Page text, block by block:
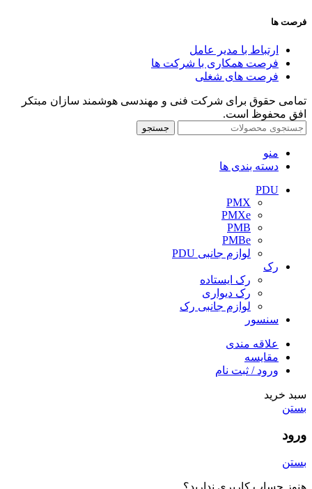
فرصت ها
ارتباط با مدیر عامل
فرصت همکاری با شرکت ها
فرصت های شغلی
تمامی حقوق برای شرکت فنی و مهندسی هوشمند سازان مبتکر
افق محفوظ است.
جستجو
منو
دسته بندی ها
PDU
PMX
PMXe
PMB
PMBe
لوازم جانبی PDU
رک
رک ایستاده
رک دیواری
لوازم جانبی رک
سنسور
علاقه مندی
مقایسه
ورود / ثبت نام
سبد خرید
بستن
ورود
بستن